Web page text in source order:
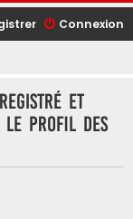
Connexion
et
le profil des